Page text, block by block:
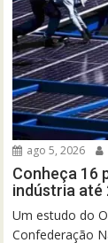
ago 5, 2026
Conheça 16
indústria até
Um estudo do
Confederação